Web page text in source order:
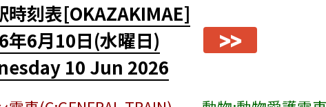
時刻表[OKAZAKIMAE]
年6月10日(水曜日)
10 Jun 2026
>>